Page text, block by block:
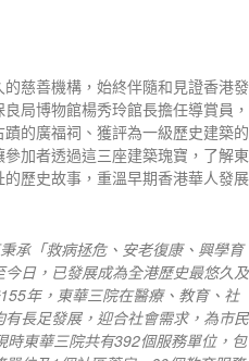
慈善機構，始終伴隨和見證香港發
局博物館楊秀玲館長擔任導賞員，
的廣福祠、獲評為一級歷史建築的
加者透過這三座建築瑰寶，了解東
歷史故事，重溫早期香港華人發展
承「救病拯危、安老復康、興學育
日，已發展成為全港歷史最悠久及
155年，東華三院在醫療、教育、社
長足發展，迎合社會需求，為市民
時東華三院共有392個服務單位，包